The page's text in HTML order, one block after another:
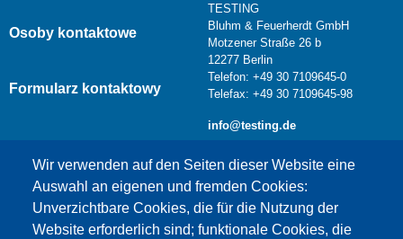
Wir verwenden auf den Seiten dieser Website eine
Auswahl an eigenen und fremden Cookies:
Unverzichtbare Cookies, die für die Nutzung der
Website erforderlich sind; funktionale Cookies, die
Osoby kontaktowe
Formularz kontaktowy
TESTING
Bluhm & Feuerherdt GmbH
Motzener Straße 26 b
12277 Berlin
Telefon: +49 30 7109645-0
Telefax: +49 30 7109645-98
info@testing.de